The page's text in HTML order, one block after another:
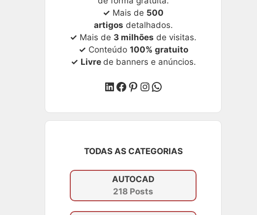
✓ Mais de 500
artigos detalhados.
✓ Mais de 3 milhões de visitas.
✓ Conteúdo 100% gratuito
✓ Livre de banners e anúncios.
LinkedIn
Facebook
Pinterest
Instagram
WhatsApp
TODAS AS CATEGORIAS
AUTOCAD
218 Posts